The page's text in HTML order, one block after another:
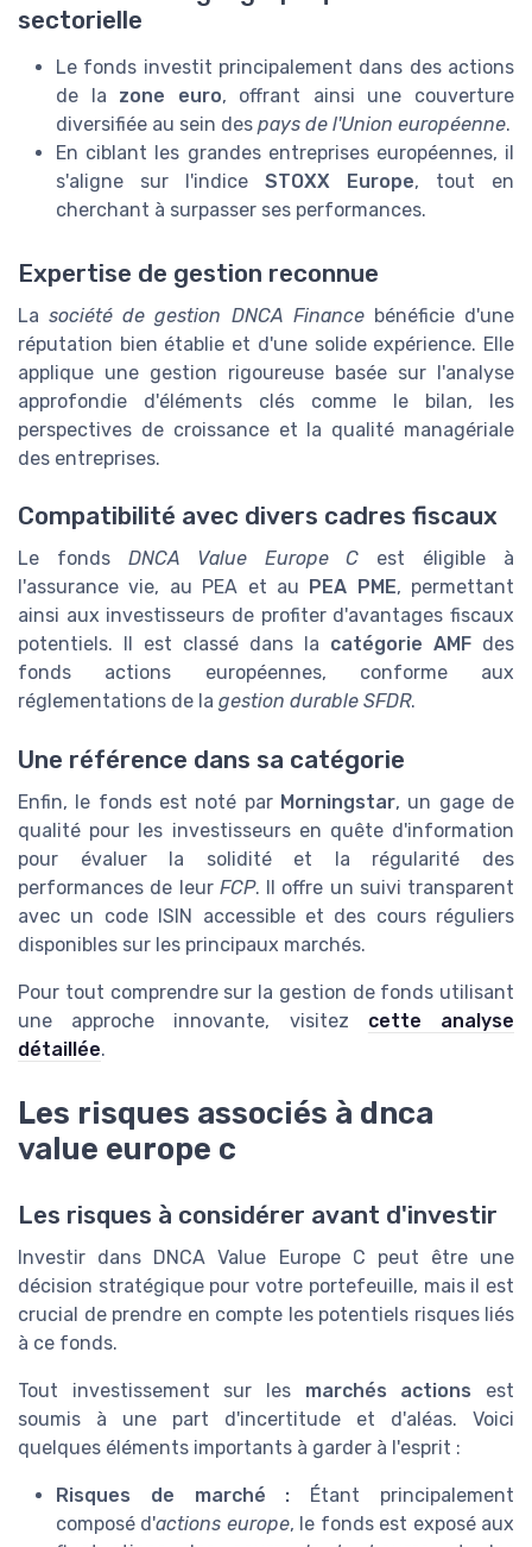
sectorielle
Le fonds investit principalement dans des actions
de la zone euro, offrant ainsi une couverture
diversifiée au sein des pays de l'Union européenne.
En ciblant les grandes entreprises européennes, il
s'aligne sur l'indice STOXX Europe, tout en
cherchant à surpasser ses performances.
Expertise de gestion reconnue
Lasociété de gestion DNCA Financebénéficie d'une
réputation bien établie et d'une solide expérience. Elle
applique une gestion rigoureuse basée sur l'analyse
approfondie d'éléments clés comme le bilan, les
perspectives de croissance et la qualité managériale
des entreprises.
Compatibilité avec divers cadres fiscaux
Le fonds DNCA Value Europe C est éligible à
l'assurance vie, au PEA et au
PEA PME, permettant
ainsi aux investisseurs de profiter d'avantages fiscaux
potentiels. Il est classé dans la catégorie AMF des
fonds actions européennes, conforme aux
réglementations de la gestion durable SFDR.
Une référence dans sa catégorie
Enfin, le fonds est noté par Morningstar, un gage de
qualité pour les investisseurs en quête d'information
pour évaluer la solidité et la régularité des
performances de leur FCP. Il offre un suivi transparent
avec un code ISIN accessible et des cours réguliers
disponibles sur les principaux marchés.
Pour tout comprendre sur la gestion de fonds utilisant
une approche innovante, visitez cette analyse
détaillée.
Les risques associés à dnca
value europe c
Les risques à considérer avant d'investir
Investir dans DNCA Value Europe C peut être une
décision stratégique pour votre portefeuille, mais il est
crucial de prendre en compte les potentiels risques liés
à ce fonds.
Tout investissement sur les marchés actions est
soumis à une part d'incertitude et d'aléas. Voici
quelques éléments importants à garder à l'esprit :
Risques de marché : Étant principalement
composé d'actions europe, le fonds est exposé aux